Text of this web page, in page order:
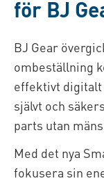
för BJ
BJ Gear
ombeställning
effektivt
självt och
parts utan
Med det nya
fokusera sin